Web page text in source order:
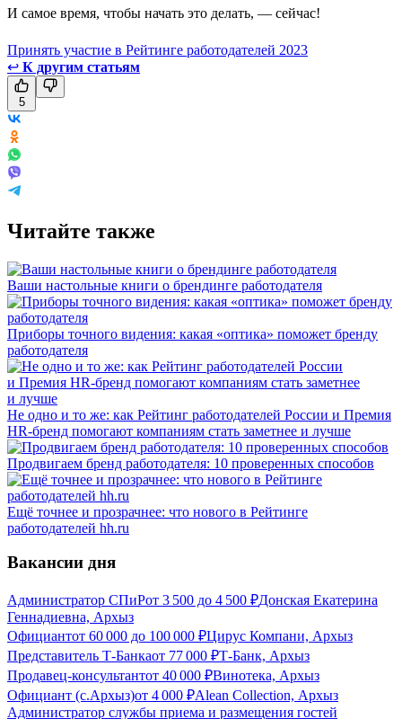
И самое время, чтобы начать это делать, — сейчас!
Принять участие в Рейтинге работодателей 2023
↩ К другим статьям
5
Читайте также
Ваши настольные книги о брендинге работодателя
Приборы точного видения: какая «оптика» поможет бренду
работодателя
Не одно и то же: как Рейтинг работодателей России и Премия
HR-бренд помогают компаниям стать заметнее и лучше
Продвигаем бренд работодателя: 10 проверенных способов
Ещё точнее и прозрачнее: что нового в Рейтинге
работодателей hh.ru
Вакансии дня
Администратор СПиРот 3 500 до 4 500 ₽Донская Екатерина
Геннадиевна, Архыз
Официантот 60 000 до 100 000 ₽Цирус Компани, Архыз
Представитель Т-Банкаот 77 000 ₽Т-Банк, Архыз
Продавец-консультантот 40 000 ₽Винотека, Архыз
Официант (с.Архыз)от 4 000 ₽Alean Collection, Архыз
Администратор службы приема и размещения гостей